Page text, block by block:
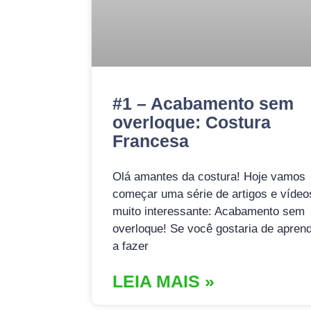
#1 – Acabamento sem
overloque: Costura
Francesa
Olá amantes da costura! Hoje vamos
começar uma série de artigos e
muito interessante: Acabamento sem
overloque! Se você gostaria de
a fazer
LEIA MAIS »